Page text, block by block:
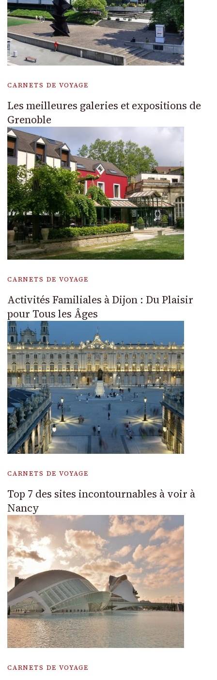
CARNETS DE VOYAGE
Les meilleures galeries et expositions de
Grenoble
CARNETS DE VOYAGE
Activités Familiales à Dijon : Du Plaisir
pour Tous les Âges
CARNETS DE VOYAGE
Top 7 des sites incontournables à voir à
Nancy
CARNETS DE VOYAGE